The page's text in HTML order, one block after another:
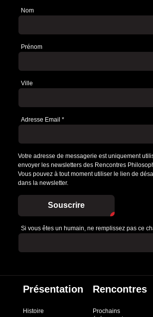
Newsletter
Nom
Prénom
Ville
Adresse Email *
Votre adresse de messagerie est uniquement
envoyer les newsletters des Rencontres
Vous pouvez à tout moment utiliser le lien de
dans la newsletter.
Souscrire
Si vous êtes un humain, ne remplissez pas ce
Présentation
Histoire
Rencontres
Prochains